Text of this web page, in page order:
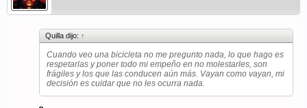
Quilla dijo: ↑
Cuando veo una bicicleta no me pregunto nada, lo que hago es
respetarlas y poner todo mi empeño en no molestarles, son
frágiles y los que las conducen aún más. Vayan como vayan, mi
decisión es cuidar que no les ocurra nada.